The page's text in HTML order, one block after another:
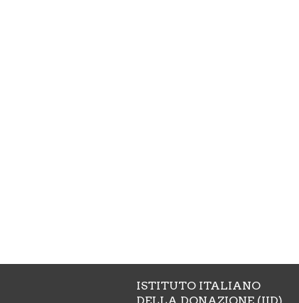
ISTITUTO ITALIANO